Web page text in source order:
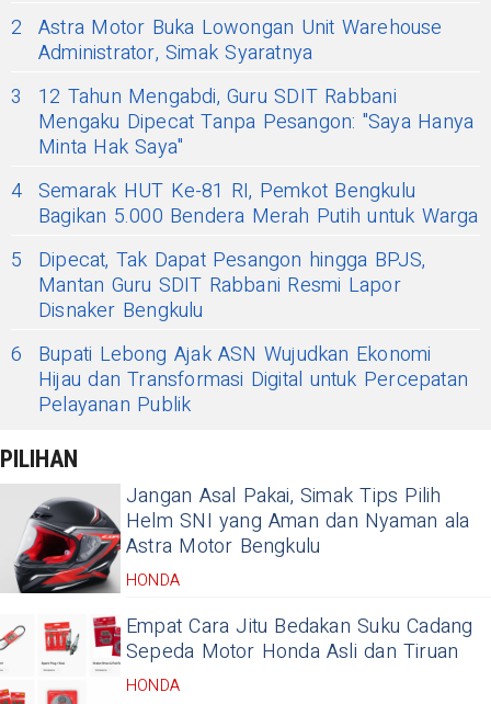
2 Astra Motor Buka Lowongan Unit Warehouse
Administrator, Simak Syaratnya
3
12 Tahun Mengabdi, Guru SDIT Rabbani
Mengaku Dipecat Tanpa Pesangon: "Saya Hanya
Minta Hak Saya"
4 Semarak HUT Ke-81 RI, Pemkot Bengkulu
Bagikan 5.000 Bendera Merah Putih untuk Warga
5
Dipecat, Tak Dapat Pesangon hingga BPJS,
Mantan Guru SDIT Rabbani Resmi Lapor
Disnaker Bengkulu
6
Bupati Lebong Ajak ASN Wujudkan Ekonomi
Hijau dan Transformasi Digital untuk Percepatan
Pelayanan Publik
PILIHAN
Jangan Asal Pakai, Simak Tips Pilih
Helm SNI yang Aman dan Nyaman ala
Astra Motor Bengkulu
HONDA
Empat Cara Jitu Bedakan Suku Cadang
Sepeda Motor Honda Asli dan Tiruan
HONDA